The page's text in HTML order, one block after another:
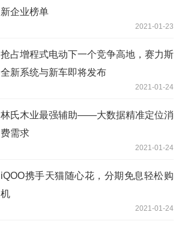
新企业榜单
2021-01-23
抢占增程式电动下一个竞争高地，赛力斯
全新系统与新车即将发布
2021-01-24
林氏木业最强辅助——大数据精准定位消
费需求
2021-01-24
iQOO携手天猫随心花，分期免息轻松购
机
2021-01-24